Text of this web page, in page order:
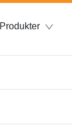
Produkter